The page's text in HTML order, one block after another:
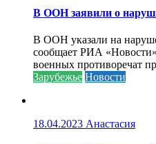
В ООН заявили о
В ООН указали на
сообщает РИА
военных противоречат
Зарубежье Новости
18.04.2023 Анастасия